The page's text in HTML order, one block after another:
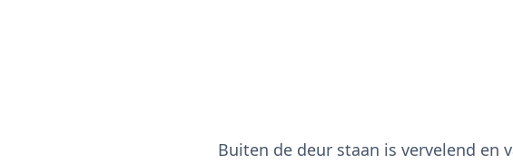
Buiten de deur staan is vervelend